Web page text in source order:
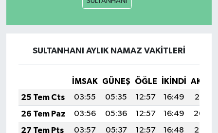
SULTANHANI AYLIK NAMAZ VAKITLERI
İMSAK GÜNEŞ ÖĞLE İKINDI
25 Tem Cts
03:55 05:35 12:57 16:49
20:10
26 Tem Paz
03:56 05:36 12:57 16:49
20:09
27 Tem Pts
03:57 05:37 12:57 16:48
20:08